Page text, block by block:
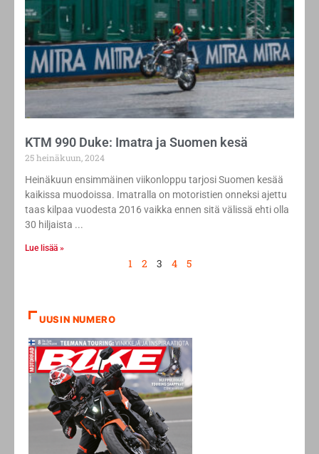
KTM 990 Duke: Imatra ja Suomen kesä
25 heinäkuun, 2024
Heinäkuun ensimmäinen viikonloppu tarjosi Suomen kesää
kaikissa muodoissa. Imatralla on motoristien onneksi ajettu
taas kilpaa vuodesta 2016 vaikka ennen sitä välissä ehti olla
30 hiljaista
Lue lisää »
1 2 3 4 5
UUSIN NUMERO